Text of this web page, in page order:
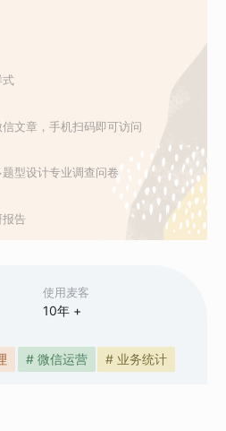
使用麦客
10年 +
# 微信运营 # 业务统计
式
文章，手机扫码即可访问
型设计专业调查问卷
告